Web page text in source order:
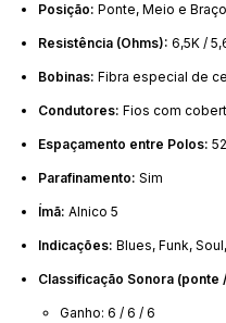
Posição: Ponte, Meio e Braço
Resistência (Ohms): 6,5K /
Bobinas: Fibra especial de
Condutores: Fios com
Espaçamento entre Polos:
Parafinamento: Sim
Ímã: Alnico 5
Indicações: Blues, Funk,
Classificação Sonora
Ganho: 6 / 6 / 6